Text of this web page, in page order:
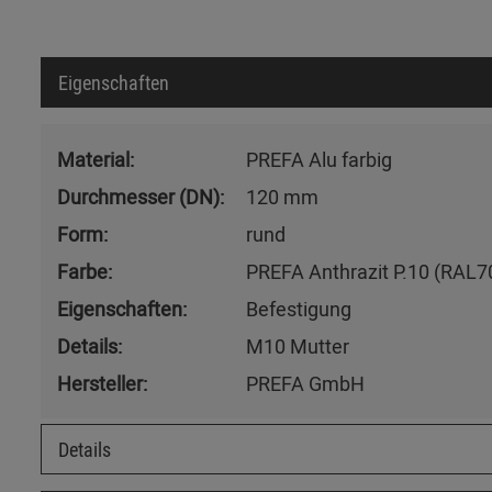
Eigenschaften
Material:
PREFA Alu farbig
Durchmesser (DN):
120 mm
Form:
rund
Farbe:
PREFA Anthrazit P.10
Eigenschaften:
Befestigung
Details:
M10 Mutter
Hersteller:
PREFA GmbH
Details